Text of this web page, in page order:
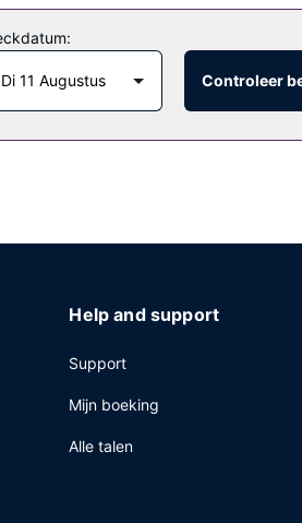
een bar/lounge, of blijf lekker in je
Di 11 Augustus Controleer
Help and support
Support
Mijn boeking
Alle talen